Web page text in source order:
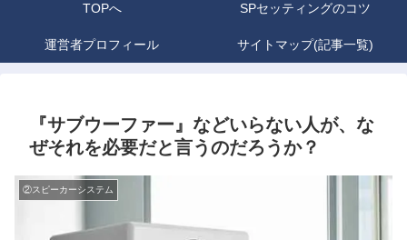
TOPへ SPセッティングのコツ
運営者プロフィール サイトマップ(記事一覧)
『サブウーファー』などいらない人が、な
ぜそれを必要だと言うのだろうか？
②スピーカーシステム